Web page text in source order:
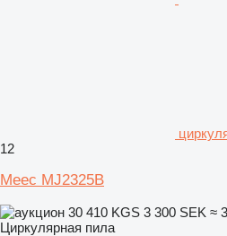
12
Meec MJ2325B
30 410 KGS 3 300 SEK ≈
Циркулярная пила